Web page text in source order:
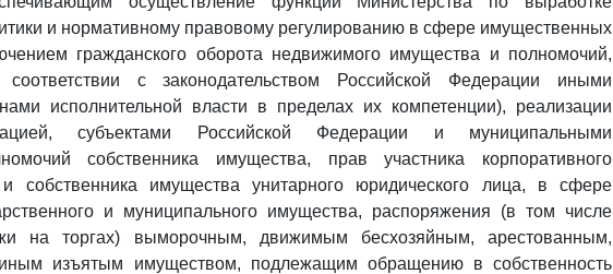
и нормативному правовому регулированию в сфере имущественных
гражданского оборота недвижимого имущества и полномочий,
с законодательством Российской Федерации иными
исполнительной власти в пределах их компетенции), реализации
субъектами Российской Федерации и муниципальными
собственника имущества, прав участника корпоративного
собственника имущества унитарного юридического лица, в сфере
и муниципального имущества, распоряжения (в том числе
на торгах) выморочным, движимым бесхозяйным, арестованным,
изъятым имуществом, подлежащим обращению в собственность